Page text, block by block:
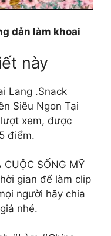
dẫn làm khoai
này
Lang .Snack
Siêu Ngon Tại
xem, được
điểm.
SỐNG MỸ
gian để làm clip
người hãy chia
nhé.